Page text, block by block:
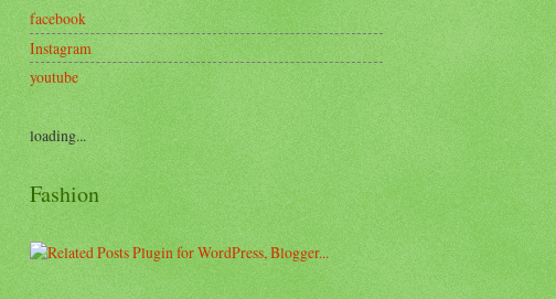
facebook
Instagram
youtube
loading...
Fashion